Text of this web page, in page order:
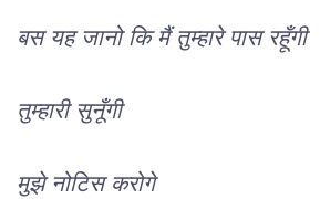
बस यह जानो कि मैं तुम्हारे पास रहूँगी
तुम्हारी सुनूँगी
मुझे नोटिस करोगे